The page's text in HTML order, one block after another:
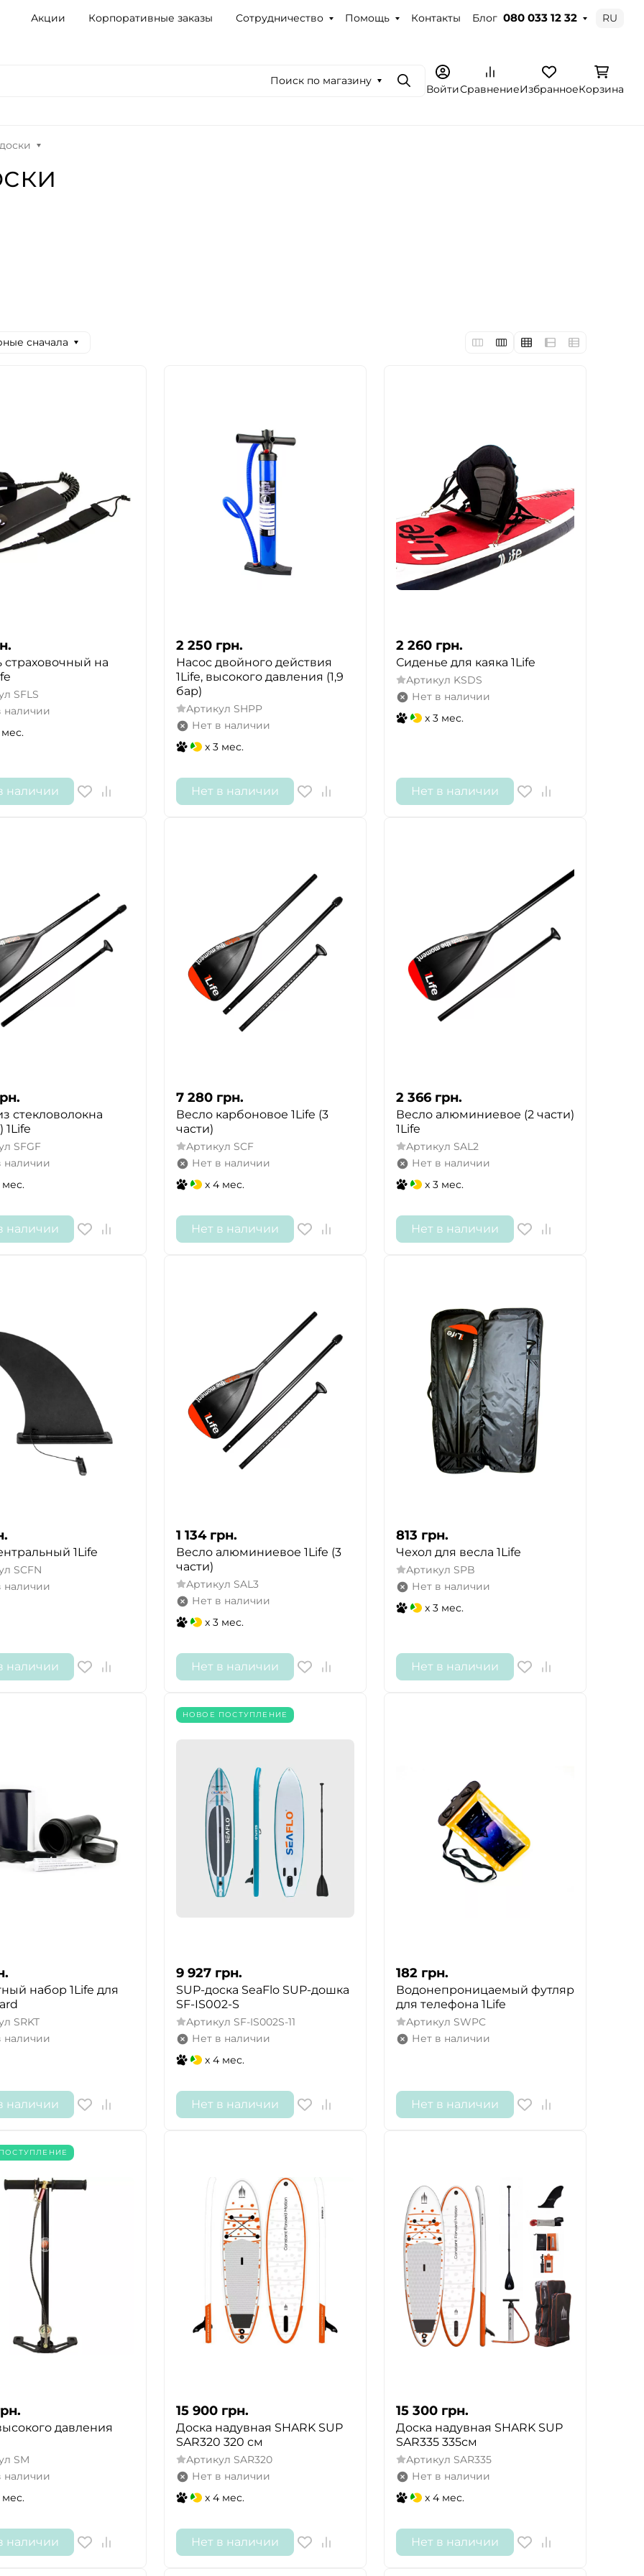
Акции Корпоративные заказы Сотрудничество Помощь Контакты Блог 080 033 12 32 RU
Поиск по магазину
ПоискВойтиСравнениеИзбранноеКорзина
сначала
на
SFLS
наличии
мес.
наличии
2 250 грн.
Насос двойного действия
1Life, высокого давления (1,9
бар)
Артикул SHPP
Нет в наличии
x 3 мес.
Нет в наличии
2 260 грн.
Сиденье для каяка 1Life
Артикул KSDS
Нет в наличии
x 3 мес.
Нет в наличии
стекловолокна
1Life
SFGF
наличии
мес.
наличии
7 280 грн.
Весло карбоновое 1Life (3
части)
Артикул SCF
Нет в наличии
x 4 мес.
Нет в наличии
2 366 грн.
Весло алюминиевое (2 части)
1Life
Артикул SAL2
Нет в наличии
x 3 мес.
Нет в наличии
1Life
SCFN
наличии
наличии
1 134 грн.
Весло алюминиевое 1Life (3
части)
Артикул SAL3
Нет в наличии
x 3 мес.
Нет в наличии
813 грн.
Чехол для весла 1Life
Артикул SPB
Нет в наличии
x 3 мес.
Нет в наличии
набор 1Life для
SRKT
наличии
наличии
НОВОЕ ПОСТУПЛЕНИЕ
9 927 грн.
SUP-доска SeaFlo SUP-дошка
SF-IS002-S
Артикул SF-IS002S-11
Нет в наличии
x 4 мес.
Нет в наличии
182 грн.
Водонепроницаемый футляр
для телефона 1Life
Артикул SWPC
Нет в наличии
Нет в наличии
давления
SM
наличии
мес.
наличии
15 900 грн.
Доска надувная SHARK SUP
SAR320 320 см
Артикул SAR320
Нет в наличии
x 4 мес.
Нет в наличии
15 300 грн.
Доска надувная SHARK SUP
SAR335 335см
Артикул SAR335
Нет в наличии
x 4 мес.
Нет в наличии